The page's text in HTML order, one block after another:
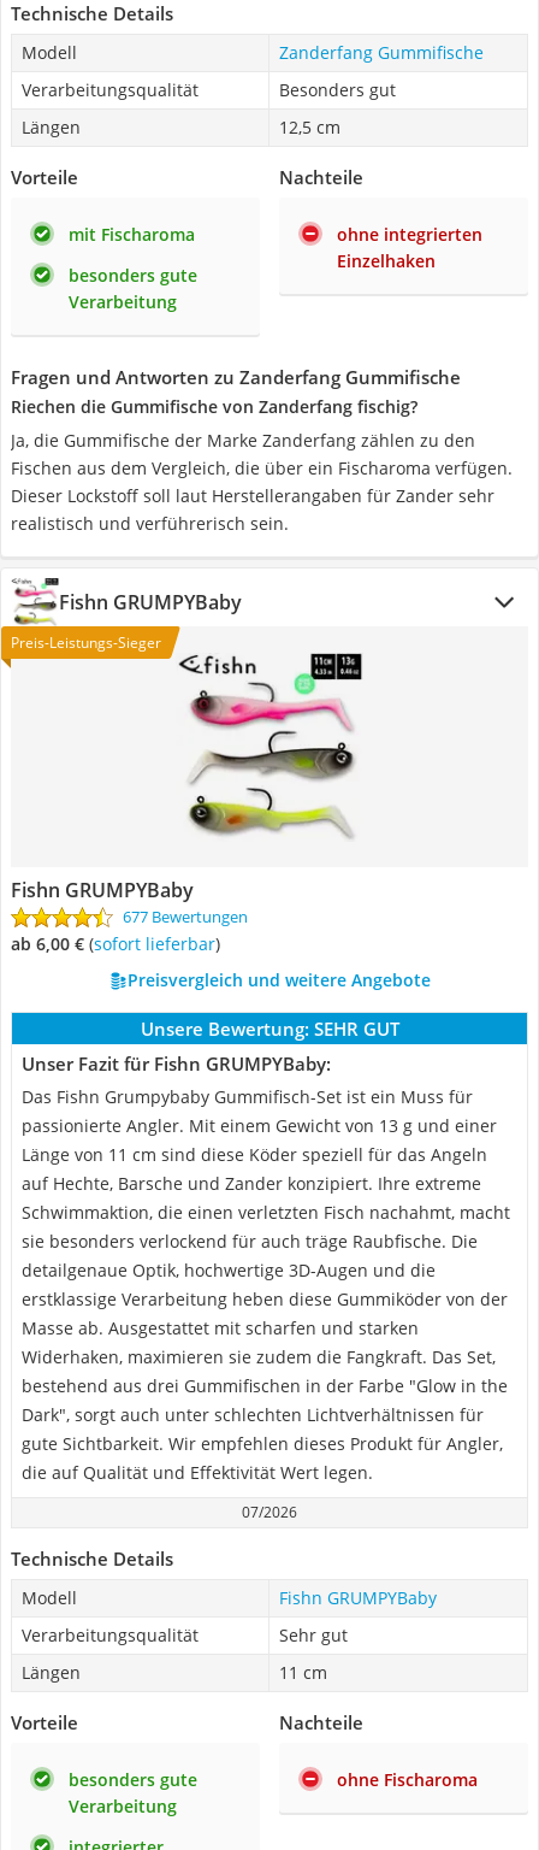
Technische Details
Modell
Zanderfang Gummifische
Verarbeitungsqualität
Besonders gut
Längen
12,5 cm
Vorteile
mit Fischaroma
besonders gute
Verarbeitung
Nachteile
ohne integrierten
Einzelhaken
Fragen und Antworten zu Zanderfang Gummifische
Riechen die Gummifische von Zanderfang fischig?
Ja, die Gummifische der Marke Zanderfang zählen zu den
Fischen aus dem Vergleich, die über ein Fischaroma verfügen.
Dieser Lockstoff soll laut Herstellerangaben für Zander sehr
realistisch und verführerisch sein.
Fishn GRUMPYBaby
Preis-Leistungs-Sieger
Fishn GRUMPYBaby
677 Bewertungen
ab 6,00 € ( Sofort lieferbar)
Preisvergleich und weitere Angebote
Unsere Bewertung: SEHR GUT
Unser Fazit für Fishn GRUMPYBaby:
Das Fishn Grumpybaby Gummifisch-Set ist ein Muss für
passionierte Angler. Mit einem Gewicht von 13 g und einer
Länge von 11 cm sind diese Köder speziell für das Angeln
auf Hechte, Barsche und Zander konzipiert. Ihre extreme
Schwimmaktion, die einen verletzten Fisch nachahmt, macht
sie besonders verlockend für auch träge Raubfische. Die
detailgenaue Optik, hochwertige 3D-Augen und die
erstklassige Verarbeitung heben diese Gummiköder von der
Masse ab. Ausgestattet mit scharfen und starken
Widerhaken, maximieren sie zudem die Fangkraft. Das Set,
bestehend aus drei Gummifischen in der Farbe "Glow in the
Dark", sorgt auch unter schlechten Lichtverhältnissen für
gute Sichtbarkeit. Wir empfehlen dieses Produkt für Angler,
die auf Qualität und Effektivität Wert legen.
07/2026
Technische Details
Modell
Fishn GRUMPYBaby
Verarbeitungsqualität
Sehr gut
Längen
11 cm
Vorteile
besonders gute
Verarbeitung
Nachteile
ohne Fischaroma